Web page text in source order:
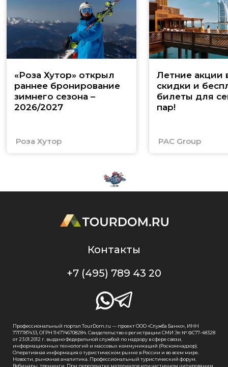
«Роза Хутор» открыл
раннее бронирование
зимнего сезона –
2026/2027
Роза Хутор
Летние акции
скидки и
билеты для
пар!
PAC Group
Контакты
+7 (495) 789 43 20
Профессиональный портал TourDom.ru — проект ООО «Служба Банко», ИНН
7717787433, ОГРН 1147746708284. Свидетельство о регистрации СМИ Эл № ФС77-48328
от 23.01.2012 г. выдано Федеральной службой по надзору в сфере связи,
информационных технологий и массовых коммуникаций (Роскомнадзор).
Оперативная информация о туристическом рынке в России и во всем мире.
Новости, рыночная аналитика. Профессиональный туристический форум.
Вебинары, тренинги. При перепечатке материалов или частичном цитировании